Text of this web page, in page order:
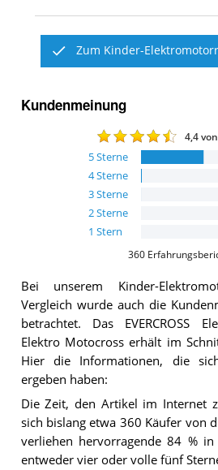
Zum Kinder-
Kundenmeinung
4,4von
5Sterne
4Sterne
3Sterne
2Sterne
1 Stern
360
Bei unserem Kinder-
Vergleich wurde auch die
betrachtet.
Das
EVERCROSS
Elektro Motocrosserhält im
Hier die Informationen, die
ergeben haben:
Die Zeit, den Artikel im Internet
sich bislang etwa 360 Käufer von
verliehen hervorragende 84 % in
entweder vier oder volle fünf